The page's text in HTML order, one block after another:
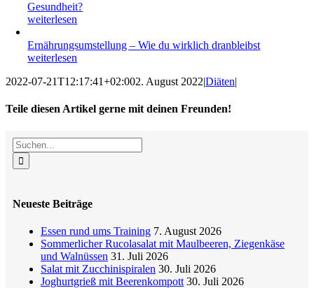
Gesundheit?
weiterlesen
Ernährungsumstellung – Wie du wirklich dranbleibst
weiterlesen
2022-07-21T12:17:41+02:002. August 2022|Diäten|
Teile diesen Artikel gerne mit deinen Freunden!
Facebook
XReddit
LinkedIn
WhatsApp
Tumblr
Pinterest
Vk
E-
Mail
Suche
nach:
Neueste Beiträge
Essen rund ums Training 7. August 2026
Sommerlicher Rucolasalat mit Maulbeeren, Ziegenkäse
und Walnüssen 31. Juli 2026
Salat mit Zucchinispiralen 30. Juli 2026
Joghurtgrieß mit Beerenkompott 30. Juli 2026